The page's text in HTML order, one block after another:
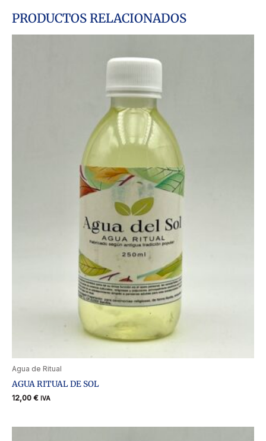
PRODUCTOS RELACIONADOS
Agua de Ritual
AGUA RITUAL DE SOL
12,00 € IVA